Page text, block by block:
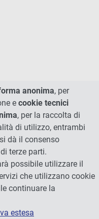
anonima, per
e cookie tecnici
, per la raccolta di
di utilizzo, entrambi
dà il consenso
terze parti.
possibile utilizzare il
che utilizzano cookie
continuare la
estesa